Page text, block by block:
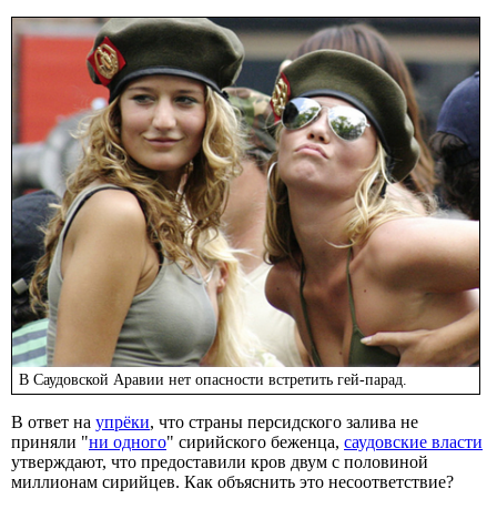
В Саудовской Аравии нет опасности встретить гей-парад.
В ответ на упрёки, что страны персидского залива не
приняли "ни одного" сирийского беженца, саудовские власти
утверждают, что предоставили кров двум с половиной
миллионам сирийцев. Как объяснить это несоответствие?